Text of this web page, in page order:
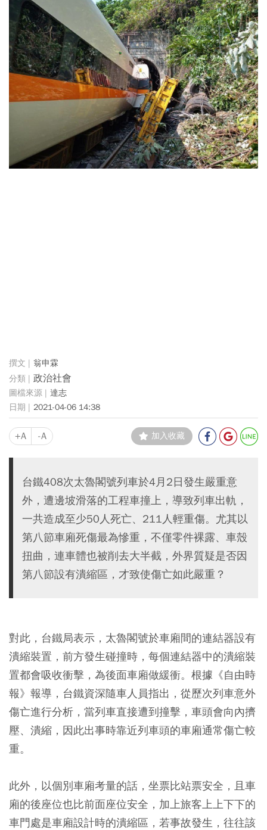
翁申霖
政治社會
達志
2021-04-06 14:38
+A -A 加入收藏
台鐵408次太魯閣號列車於4月2日發生嚴重意
外，遭邊坡滑落的工程車撞上，導致列車出軌，
一共造成至少50人死亡、211人輕重傷。尤其以
第八節車廂死傷最為慘重，不僅零件裸露、車殼
扭曲，連車體也被削去大半截，外界質疑是否因
第八節設有潰縮區，才致使傷亡如此嚴重？
對此，台鐵局表示，太魯閣號於車廂間的連結器設有
潰縮裝置，前方發生碰撞時，每個連結器中的潰縮裝
置都會吸收衝擊，為後面車廂做緩衝。根據《自由時
報》報導，台鐵資深隨車人員指出，從歷次列車意外
傷亡進行分析，當列車直接遭到撞擊，車頭會向內擠
壓、潰縮，因此出事時靠近列車頭的車廂通常傷亡較
重。
此外，以個別車廂考量的話，坐票比站票安全，且車
廂的後座位也比前面座位安全，加上旅客上上下下的
車門處是車廂設計時的潰縮區，若事故發生，往往該